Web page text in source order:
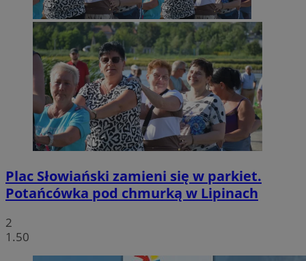
Plac Słowiański zamieni się w parkiet.
Potańcówka pod chmurką w Lipinach
2
1.50